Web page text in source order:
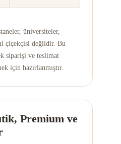
üniversiteler,
çiçekçisi değildir. Bu
siparişi ve teslimat
için hazırlanmıştır.
Premium ve